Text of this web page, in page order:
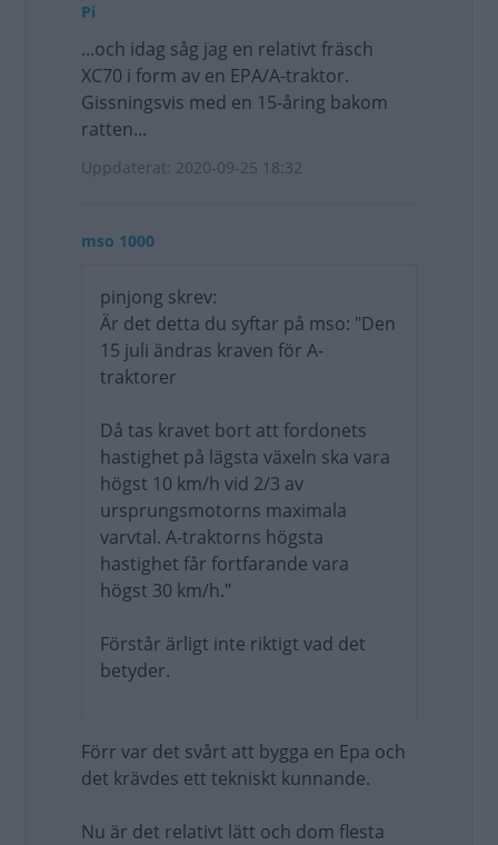
Pi
...och idag såg jag en relativt fräsch
XC70 i form av en EPA/A-traktor.
Gissningsvis med en 15-åring bakom
ratten...
Uppdaterat: 2020-09-25 18:32
mso 1000
pinjong skrev:
Är det detta du syftar på mso: "Den
15 juli ändras kraven för A-
traktorer
Då tas kravet bort att fordonets
hastighet på lägsta växeln ska vara
högst 10 km/h vid 2/3 av
ursprungsmotorns maximala
varvtal. A-traktorns högsta
hastighet får fortfarande vara
högst 30 km/h."
Förstår ärligt inte riktigt vad det
betyder.
Förr var det svårt att bygga en Epa och
det krävdes ett tekniskt kunnande.
Nu är det relativt lätt och dom flesta